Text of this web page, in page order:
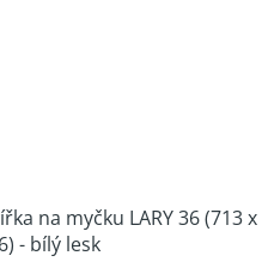
na myčku LARY 36 (713 x
- bílý lesk